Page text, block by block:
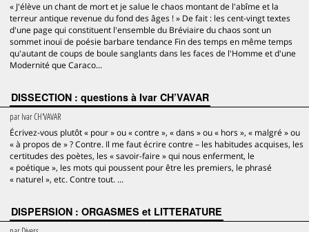
« J'élève un chant de mort et je salue le chaos montant de l'abîme et la
terreur antique revenue du fond des âges ! » De fait : les cent-vingt textes
d'une page qui constituent l'ensemble du Bréviaire du chaos sont un
sommet inouï de poésie barbare tendance Fin des temps en même temps
qu'autant de coups de boule sanglants dans les faces de l'Homme et d'une
Modernité que Caraco...
DISSECTION : questions à Ivar CH’VAVAR
parIvar CH'VAVAR
Écrivez-vous plutôt « pour » ou « contre », « dans » ou « hors », « malgré » ou
« à propos de » ? Contre. Il me faut écrire contre – les habitudes acquises, les
certitudes des poètes, les « savoir-faire » qui nous enferment, le
« poétique », les mots qui poussent pour être les premiers, le phrasé
« naturel », etc. Contre tout. ...
DISPERSION : ORGASMES et LITTERATURE